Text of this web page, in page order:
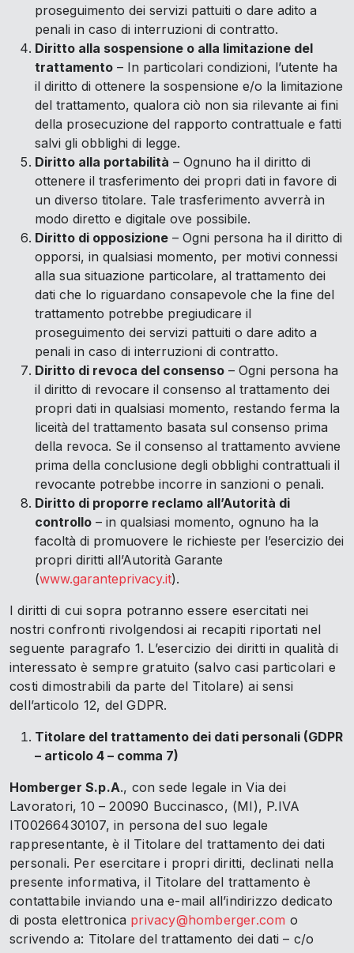
proseguimento dei servizi pattuiti o dare adito a
penali in caso di interruzioni di contratto.
Diritto alla sospensione o alla limitazione del
trattamento – In particolari condizioni, l’utente ha
il diritto di ottenere la sospensione e/o la limitazione
del trattamento, qualora ciò non sia rilevante ai fini
della prosecuzione del rapporto contrattuale e fatti
salvi gli obblighi di legge.
Diritto alla portabilità – Ognuno ha il diritto di
ottenere il trasferimento dei propri dati in favore di
un diverso titolare. Tale trasferimento avverrà in
modo diretto e digitale ove possibile.
Diritto di opposizione – Ogni persona ha il diritto di
opporsi, in qualsiasi momento, per motivi connessi
alla sua situazione particolare, al trattamento dei
dati che lo riguardano consapevole che la fine del
trattamento potrebbe pregiudicare il
proseguimento dei servizi pattuiti o dare adito a
penali in caso di interruzioni di contratto.
Diritto di revoca del consenso – Ogni persona ha
il diritto di revocare il consenso al trattamento dei
propri dati in qualsiasi momento, restando ferma la
liceità del trattamento basata sul consenso prima
della revoca. Se il consenso al trattamento avviene
prima della conclusione degli obblighi contrattuali il
revocante potrebbe incorre in sanzioni o penali.
Diritto di proporre reclamo all’Autorità di
controllo – in qualsiasi momento, ognuno ha la
facoltà di promuovere le richieste per l’esercizio dei
propri diritti all’Autorità Garante
(www.garanteprivacy.it).
I diritti di cui sopra potranno essere esercitati nei
nostri confronti rivolgendosi ai recapiti riportati nel
seguente paragrafo 1. L’esercizio dei diritti in qualità di
interessato è sempre gratuito (salvo casi particolari e
costi dimostrabili da parte del Titolare) ai sensi
dell’articolo 12, del GDPR.
Titolare del trattamento dei dati personali (GDPR
– articolo 4 – comma 7)
Homberger S.p.A., con sede legale in Via dei
Lavoratori, 10 – 20090 Buccinasco, (MI), P.IVA
IT00266430107, in persona del suo legale
rappresentante, è il Titolare del trattamento dei dati
personali. Per esercitare i propri diritti, declinati nella
presente informativa, il Titolare del trattamento è
contattabile inviando una e-mail all’indirizzo dedicato
di posta elettronica privacy@homberger.com o
scrivendo a: Titolare del trattamento dei dati – c/o